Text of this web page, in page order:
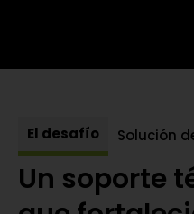
El desafío Solución
Un soporte